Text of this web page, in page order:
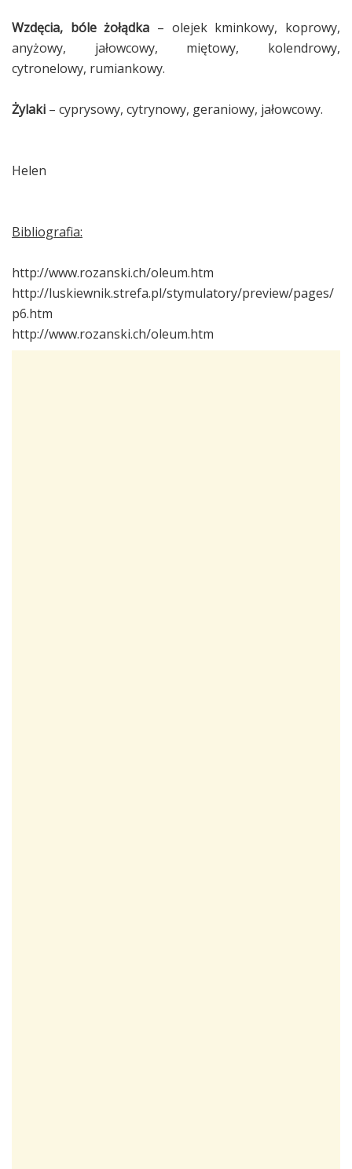
Wzdęcia, bóle żołądka – olejek kminkowy, koprowy,
anyżowy, jałowcowy, miętowy, kolendrowy,
cytronelowy, rumiankowy.
Żylaki – cyprysowy, cytrynowy, geraniowy, jałowcowy.
Helen
Bibliografia:
http://www.rozanski.ch/oleum.htm
http://luskiewnik.strefa.pl/stymulatory/preview/pages/
p6.htm
http://www.rozanski.ch/oleum.htm